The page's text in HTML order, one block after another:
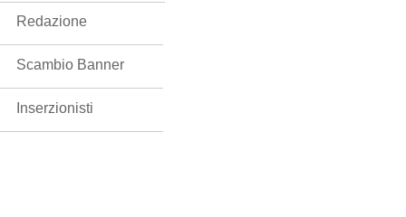
Redazione
Scambio Banner
Inserzionisti